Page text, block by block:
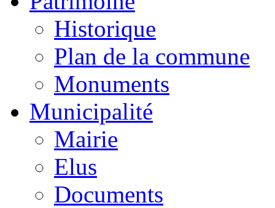
Historique
Plan de la commune
Monuments
Municipalité
Mairie
Elus
Documents